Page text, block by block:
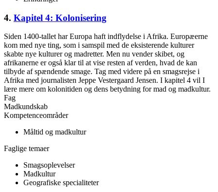
4. Kapitel 4: Kolonisering
Siden 1400-tallet har Europa haft indflydelse i Afrika. Europæerne
kom med nye ting, som i samspil med de eksisterende kulturer
skabte nye kulturer og madretter. Men nu vender skibet, og
afrikanerne er også klar til at vise resten af verden, hvad de kan
tilbyde af spændende smage. Tag med videre på en smagsrejse i
Afrika med journalisten Jeppe Vestergaard Jensen. I kapitel 4 vil I
lære mere om kolonitiden og dens betydning for mad og madkultur.
Fag
Madkundskab
Kompetenceområder
Måltid og madkultur
Faglige temaer
Smagsoplevelser
Madkultur
Geografiske specialiteter